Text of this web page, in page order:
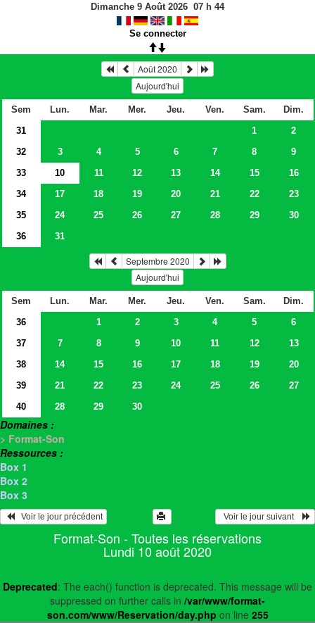
Dimanche 9 Août 2026 07 h 44
Se connecter
Août 2020
Aujourd'hui
Sem Lun. Mar. Mer. Jeu. Ven. Sam.
Dim.
31
1
2
32
3 4 5 6 7 8
9
33
10 11 12 13 14 15
16
34
17 18 19 20 21 22
23
35
24 25 26 27 28 29
30
36
31
Septembre 2020
Aujourd'hui
Sem Lun. Mar. Mer. Jeu. Ven. Sam.
Dim.
36
1 2 3 4 5
6
37
7 8 9 10 11 12
13
38
14 15 16 17 18 19
20
39
21 22 23 24 25 26
27
40
28 29 30
Domaines :
> Format-Son
Ressources :
Box 1
Box 2
Box 3
   Voir le jour précédent
  Voir le jour suivant
Format-Son - Toutes les réservations
Lundi 10 août 2020
Deprecated: The each() function is deprecated. This message will be
suppressed on further calls in /var/www/format-
son.com/www/Reservation/day.php on line 255